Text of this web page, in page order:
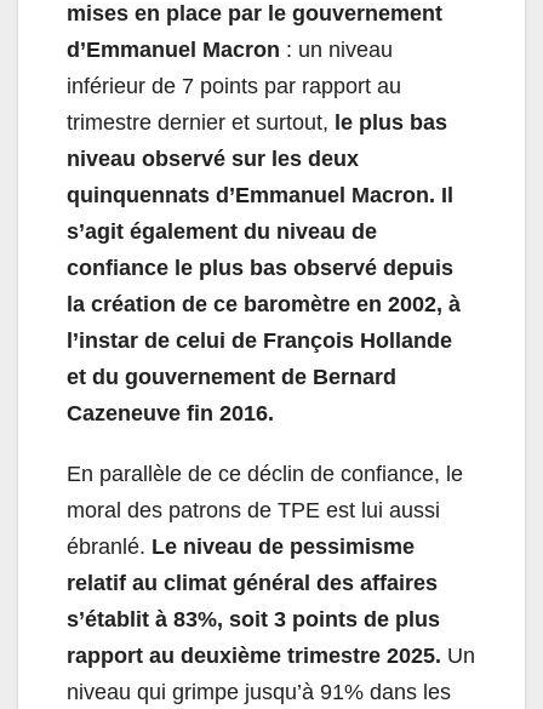
mises en place par le gouvernement
d’Emmanuel Macron : un niveau
inférieur de 7 points par rapport au
trimestre dernier et surtout, le plus bas
niveau observé sur les deux
quinquennats d’Emmanuel Macron. Il
s’agit également du niveau de
confiance le plus bas observé depuis
la création de ce baromètre en 2002, à
l’instar de celui de François Hollande
et du gouvernement de Bernard
Cazeneuve fin 2016.
En parallèle de ce déclin de confiance, le
moral des patrons de TPE est lui aussi
ébranlé. Le niveau de pessimisme
relatif au climat général des affaires
s’établit à 83%, soit 3 points de plus
rapport au deuxième trimestre 2025. Un
niveau qui grimpe jusqu’à 91% dans les